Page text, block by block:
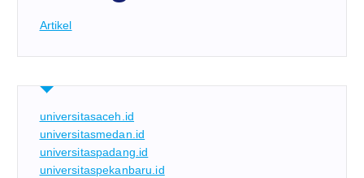
Artikel
universitasaceh.id
universitasmedan.id
universitaspadang.id
universitaspekanbaru.id